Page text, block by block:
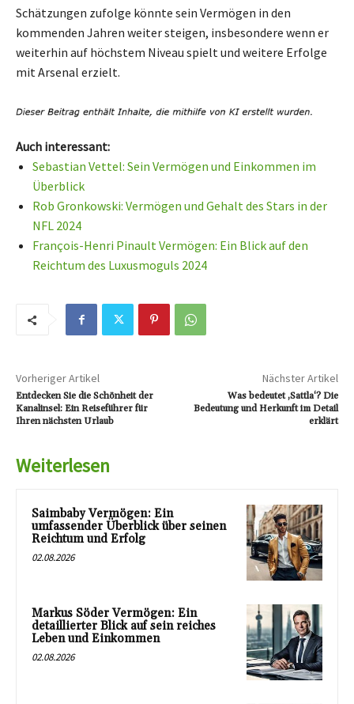
Schätzungen zufolge könnte sein Vermögen in den
kommenden Jahren weiter steigen, insbesondere wenn er
weiterhin auf höchstem Niveau spielt und weitere Erfolge
mit Arsenal erzielt.
Auch interessant:
Sebastian Vettel: Sein Vermögen und Einkommen im
Überblick
Rob Gronkowski: Vermögen und Gehalt des Stars in der
NFL 2024
François-Henri Pinault Vermögen: Ein Blick auf den
Reichtum des Luxusmoguls 2024
Vorheriger Artikel
Entdecken Sie die Schönheit der
Kanalinsel: Ein Reiseführer für
Ihren nächsten Urlaub
Nächster Artikel
Was bedeutet ‚Sattla‘? Die
Bedeutung und Herkunft im Detail
erklärt
Weiterlesen
Saimbaby Vermögen: Ein
umfassender Überblick über seinen
Reichtum und Erfolg
02.08.2026
Markus Söder Vermögen: Ein
detaillierter Blick auf sein reiches
Leben und Einkommen
02.08.2026